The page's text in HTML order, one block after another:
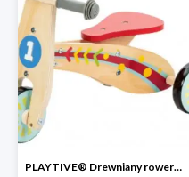
PLAYTIVE® Drewniany rowerek biegowy -33%